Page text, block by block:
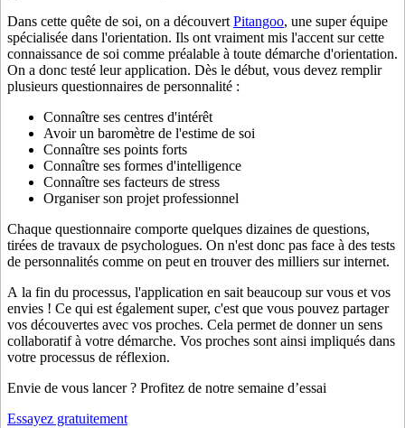
Dans cette quête de soi, on a découvert Pitangoo, une super équipe
spécialisée dans l'orientation. Ils ont vraiment mis l'accent sur cette
connaissance de soi comme préalable à toute démarche d'orientation.
On a donc testé leur application. Dès le début, vous devez remplir
plusieurs questionnaires de personnalité :
Connaître ses centres d'intérêt
Avoir un baromètre de l'estime de soi
Connaître ses points forts
Connaître ses formes d'intelligence
Connaître ses facteurs de stress
Organiser son projet professionnel
Chaque questionnaire comporte quelques dizaines de questions,
tirées de travaux de psychologues. On n'est donc pas face à des tests
de personnalités comme on peut en trouver des milliers sur internet.
A la fin du processus, l'application en sait beaucoup sur vous et vos
envies ! Ce qui est également super, c'est que vous pouvez partager
vos découvertes avec vos proches. Cela permet de donner un sens
collaboratif à votre démarche. Vos proches sont ainsi impliqués dans
votre processus de réflexion.
Envie de vous lancer ? Profitez de notre semaine d’essai
Essayez gratuitement